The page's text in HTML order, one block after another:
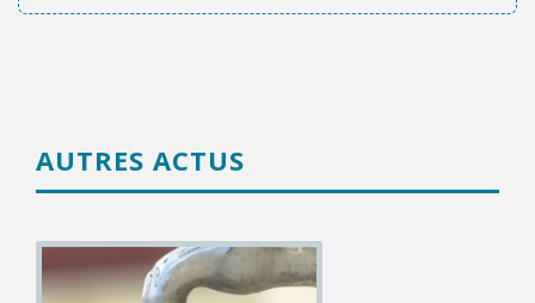
AUTRES ACTUS